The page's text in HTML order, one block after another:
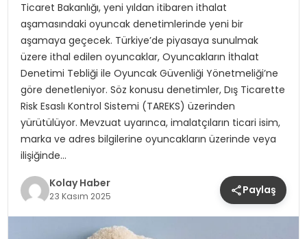
Ticaret Bakanlığı, yeni yıldan itibaren ithalat
aşamasındaki oyuncak denetimlerinde yeni bir
aşamaya geçecek. Türkiye’de piyasaya sunulmak
üzere ithal edilen oyuncaklar, Oyuncakların İthalat
Denetimi Tebliği ile Oyuncak Güvenliği Yönetmeliği’ne
göre denetleniyor. Söz konusu denetimler, Dış Ticarette
Risk Esaslı Kontrol Sistemi (TAREKS) üzerinden
yürütülüyor. Mevzuat uyarınca, imalatçıların ticari isim,
marka ve adres bilgilerine oyuncakların üzerinde veya
ilişiğinde…
Kolay Haber
23 Kasım 2025 Paylaş